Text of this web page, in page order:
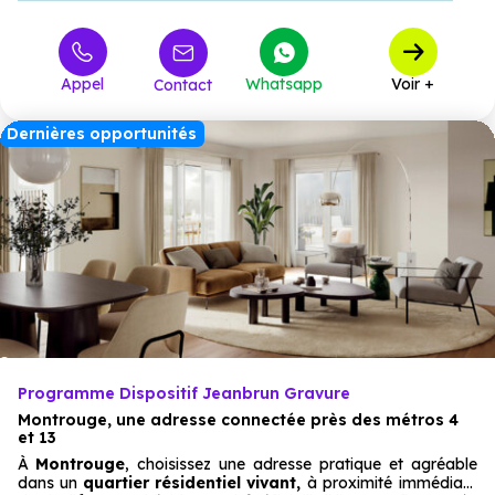
à partir de 398 262 €
Appel Contact Whatsapp Voir +
Dernières opportunités
Programme Dispositif Jeanbrun Gravure
Montrouge, une adresse connectée près des métros 4
et 13
À Montrouge, choisissez une adresse pratique et agréable
dans un quartier résidentiel vivant, à proximité immédiate